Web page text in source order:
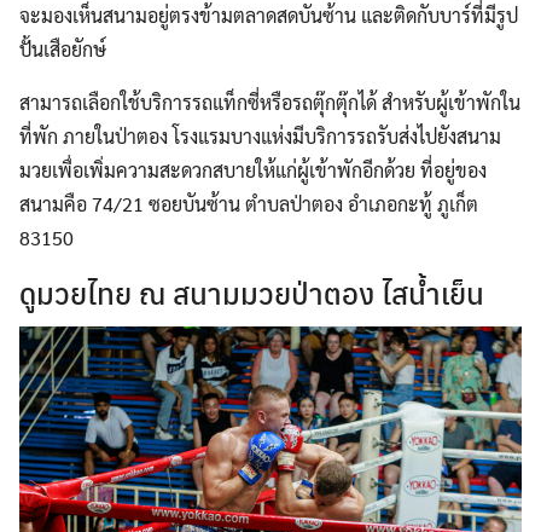
Search
for:
จะมองเห็นสนามอยู่ตรงข้ามตลาดสดบันซ้าน และติดกับบาร์ที่มีรูป
ปั้นเสือยักษ์
สามารถเลือกใช้บริการรถแท็กซี่หรือรถตุ๊กตุ๊กได้ สำหรับผู้เข้าพักใน
ที่พัก ภายในป่าตอง โรงแรมบางแห่งมีบริการรถรับส่งไปยังสนาม
มวยเพื่อเพิ่มความสะดวกสบายให้แก่ผู้เข้าพักอีกด้วย ที่อยู่ของ
สนามคือ 74/21 ซอยบันซ้าน ตำบลป่าตอง อำเภอกะทู้ ภูเก็ต
83150
ดูมวยไทย ณ สนามมวยป่าตอง ไสน้ำเย็น